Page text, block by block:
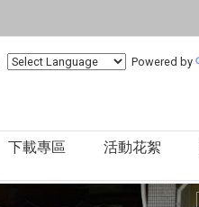
Powered by
下載專區 活動花絮